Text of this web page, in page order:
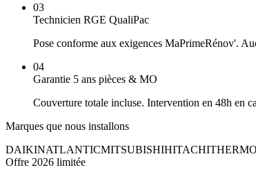
03
Technicien RGE QualiPac
Pose conforme aux exigences MaPrimeRénov'.
04
Garantie 5 ans pièces & MO
Couverture totale incluse. Intervention en 48h en
Marques que nous installons
DAIKINATLANTICMITSUBISHIHITACHI
Offre 2026 limitée